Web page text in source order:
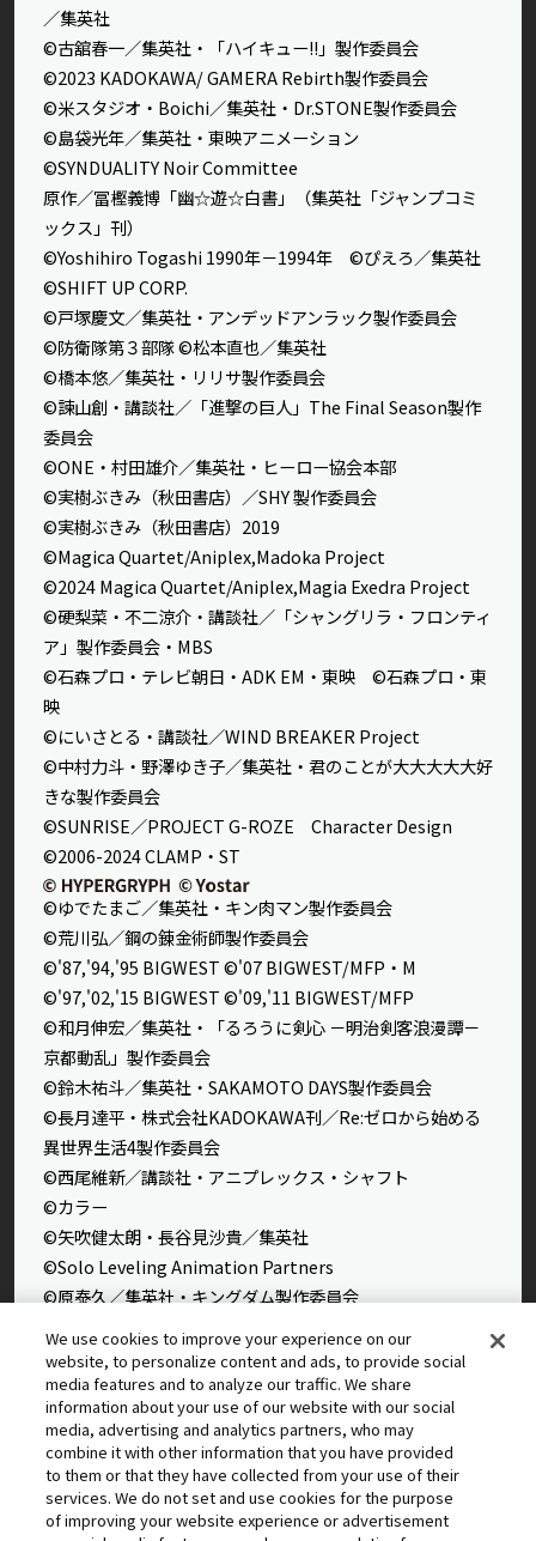
／集英社
©古舘春一／集英社・「ハイキュー!!」製作委員会
©2023 KADOKAWA/ GAMERA Rebirth製作委員会
©米スタジオ・Boichi／集英社・Dr.STONE製作委員会
©島袋光年／集英社・東映アニメーション
©SYNDUALITY Noir Committee
原作／冨樫義博「幽☆遊☆白書」（集英社「ジャンプコミ
ックス」刊）
©Yoshihiro Togashi 1990年－1994年 ©ぴえろ／集英社
©SHIFT UP CORP.
©戸塚慶文／集英社・アンデッドアンラック製作委員会
©防衛隊第３部隊 ©松本直也／集英社
©橋本悠／集英社・リリサ製作委員会
©諫山創・講談社／「進撃の巨人」The Final Season製作
委員会
©ONE・村田雄介／集英社・ヒーロー協会本部
©実樹ぶきみ（秋田書店）／SHY 製作委員会
©実樹ぶきみ（秋田書店）2019
©Magica Quartet/Aniplex,Madoka Project
©2024 Magica Quartet/Aniplex,Magia Exedra Project
©硬梨菜・不二涼介・講談社／「シャングリラ・フロンティ
ア」製作委員会・MBS
©石森プロ・テレビ朝日・ADK EM・東映 ©石森プロ・東
映
©にいさとる・講談社／WIND BREAKER Project
©中村力斗・野澤ゆき子／集英社・君のことが大大大大大好
きな製作委員会
©SUNRISE／PROJECT G-ROZE Character Design
©2006-2024 CLAMP・ST
©ゆでたまご／集英社・キン肉マン製作委員会
©荒川弘／鋼の錬金術師製作委員会
©'87,'94,'95 BIGWEST ©'07 BIGWEST/MFP・M
©'97,'02,'15 BIGWEST ©'09,'11 BIGWEST/MFP
©和月伸宏／集英社・「るろうに剣心 －明治剣客浪漫譚－
京都動乱」製作委員会
©鈴木祐斗／集英社・SAKAMOTO DAYS製作委員会
©長月達平・株式会社KADOKAWA刊／Re:ゼロから始める
異世界生活4製作委員会
©西尾維新／講談社・アニプレックス・シャフト
©カラー
©矢吹健太朗・長谷見沙貴／集英社
©Solo Leveling Animation Partners
©原泰久／集英社・キングダム製作委員会
©石田スイ／集英社・東京喰種：re製作委員会
©外薗健／集英社
©タカヒロ・竹村洋平／集英社・魔防隊広報部
©高橋留美子／小学館・読売テレビ・サンライズ 2009
©藤本タツキ／集英社・ＭＡＰＰＡ
© 2025 MAPPA／チェンソーマンプロジェクト ©藤本タツ
キ／集英社
We use cookies to improve your experience on our
website, to personalize content and ads, to provide social
media features and to analyze our traffic. We share
information about your use of our website with our social
media, advertising and analytics partners, who may
combine it with other information that you have provided
to them or that they have collected from your use of their
services. We do not set and use cookies for the purpose
of improving your website experience or advertisement